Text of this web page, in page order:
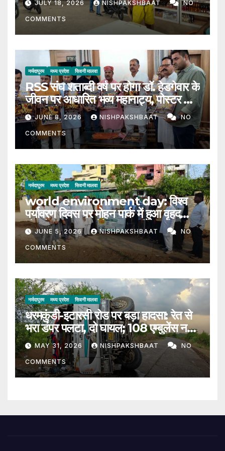
JULY 18, 2026 NISHPAKSHBAAT NO
COMMENTS
नर्मदापुरम मध्य प्रदेश सिवनी मालवा
RSS संघ शताब्दी वर्ष पर होगा डॉ. हेडगेवार के
जीवन पर आधारित भव्य महानाट्य, पोस्टर का
हुआ विमोचन
JUNE 8, 2026 NISHPAKSHBAAT NO
COMMENTS
नर्मदापुरम मध्य प्रदेश सिवनी मालवा
world environment day: विश्व
पर्यावरण दिवस पर मोहन पार्क में हुआ वृहद
पौधारोपण, 200 पौधे लगाकर दिया हरित
संदेश
JUNE 5, 2026 NISHPAKSHBAAT NO
COMMENTS
नर्मदापुरम मध्य प्रदेश सिवनी मालवा
धरमकुंडी-इटारसी रोड पर बड़ा हादसा: रेत से
भरा डंपर पलटा, दो घायल; 108 एम्बुलेंस नहीं
पहुंचीMAY 31, 2026 NISHPAKSHBAAT NO
COMMENTS